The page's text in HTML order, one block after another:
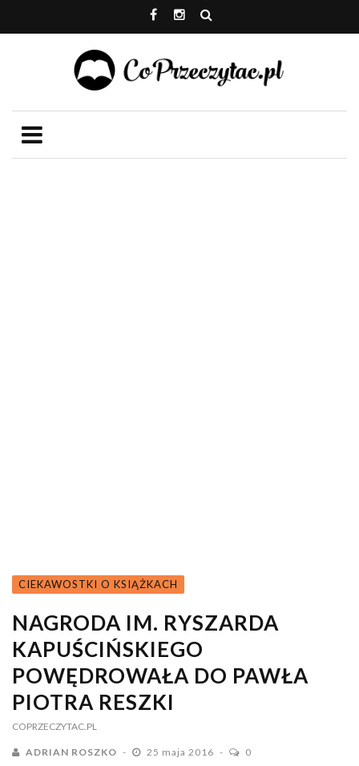
CIEKAWOSTKI O KSIĄŻKACH
NAGRODA IM. RYSZARDA
KAPUŚCIŃSKIEGO
POWĘDROWAŁA DO PAWŁA
PIOTRA RESZKI
COPRZECZYTAC.PL
ADRIAN ROSZKO 25 maja 2016 0